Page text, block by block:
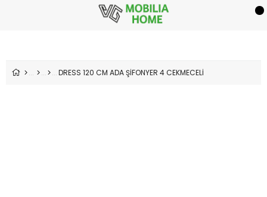
DRESS 120 CM ADA ŞİFONYER 4 CEKMECELİ